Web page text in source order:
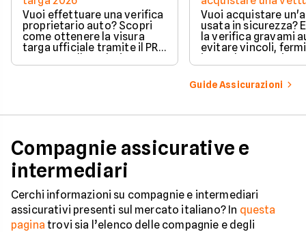
Vuoi effettuare una verifica
proprietario auto? Scopri
come ottenere la visura
targa ufficiale tramite il PRA
per controllare dati e
vincoli in totale sicurezza.
Vuoi acquistare
usata in sicurezza?
la verifica gravami
evitare vincoli,
ipoteche. Scopri
tutelare il tuo
Guide Assicurazioni
Compagnie assicurative e
intermediari
Cerchi informazioni su compagnie e intermediari
assicurativi presenti sul mercato italiano? In questa
pagina trovi sia l’elenco delle compagnie e degli